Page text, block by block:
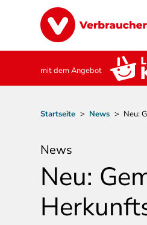
Image
mit dem Angebot
Pfadnavigation
Startseite > News > Neu:
News
Neu: